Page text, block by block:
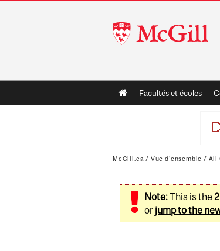
McGill
University
Main
navigation
Facultés et écoles
McGill.ca / Vue d'ensemble / All
Note:This is the
or jump to the